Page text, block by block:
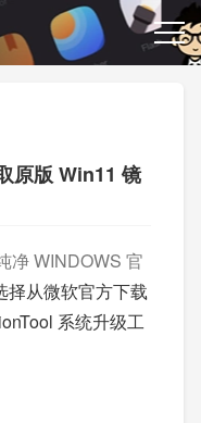
原版 Win11 镜
净 WINDOWS 官
择从微软官方下载
系统升级工